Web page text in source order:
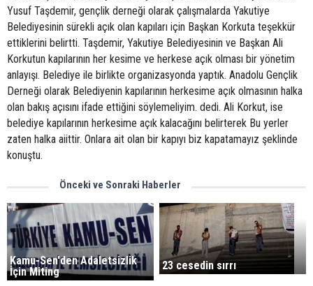
Yusuf Taşdemir, gençlik derneği olarak çalışmalarda Yakutiye
Belediyesinin sürekli açık olan kapıları için Başkan Korkuta teşekkür
ettiklerini belirtti. Taşdemir, Yakutiye Belediyesinin ve Başkan Ali
Korkutun kapılarının her kesime ve herkese açık olması bir yönetim
anlayışı. Belediye ile birlikte organizasyonda yaptık. Anadolu Gençlik
Derneği olarak Belediyenin kapılarının herkesime açık olmasının halka
olan bakış açısını ifade ettiğini söylemeliyim. dedi. Ali Korkut, ise
belediye kapılarının herkesime açık kalacağını belirterek Bu yerler
zaten halka aiittir. Onlara ait olan bir kapıyı biz kapatamayız şeklinde
konuştu.
Önceki ve Sonraki Haberler
Kamu-Sen'den Adaletsizlik
İçin Miting
23 cesedin sırrı